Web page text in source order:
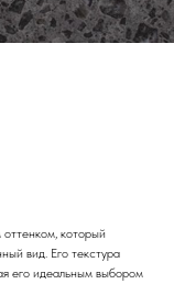
который
вид. Его текстура
его идеальным выбором